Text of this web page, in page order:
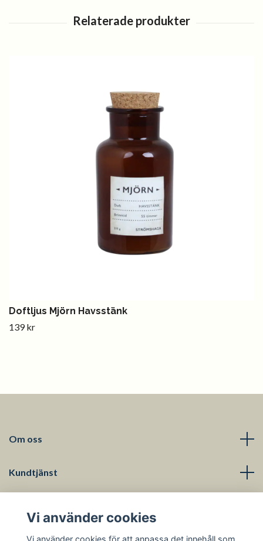
Doftljus Mjörn Havsstänk
139 kr
Om oss
Kundtjänst
Vi använder cookies
Vi använder cookies för att anpassa det innehåll som